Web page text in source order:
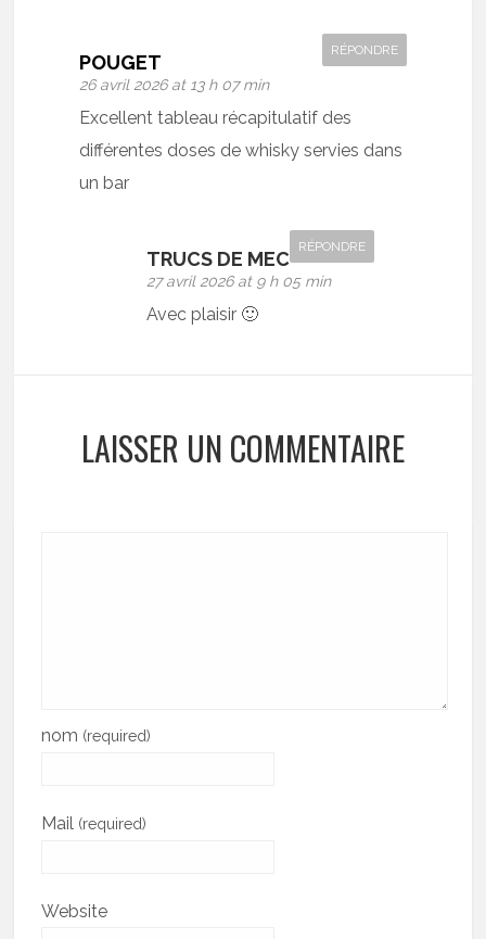
POUGET
26 avril 2026 at 13 h 07 min
RÉPONDRE
Excellent tableau récapitulatif des
différentes doses de whisky servies dans
un bar
TRUCS DE MEC
27 avril 2026 at 9 h 05 min
RÉPONDRE
Avec plaisir 🙂
LAISSER UN COMMENTAIRE
nom (required)
Mail (required)
Website